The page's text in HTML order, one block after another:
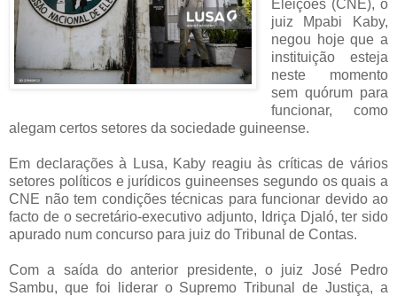
Eleições (CNE), o
juiz Mpabi Kaby,
negou hoje que a
instituição esteja
neste momento
sem quórum para
funcionar, como
alegam certos setores da sociedade guineense.
Em declarações à Lusa, Kaby reagiu às críticas de vários
setores políticos e jurídicos guineenses segundo os quais a
CNE não tem condições técnicas para funcionar devido ao
facto de o secretário-executivo adjunto, Idriça Djaló, ter sido
apurado num concurso para juiz do Tribunal de Contas.
Com a saída do anterior presidente, o juiz José Pedro
Sambu, que foi liderar o Supremo Tribunal de Justiça, a